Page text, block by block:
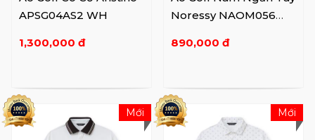
APSG04AS2 WH
1,300,000 đ
Noressy NAOM056
890,000 đ
Mới Mới